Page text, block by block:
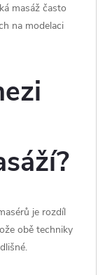
masáž často
na modelaci
je rozdíl
obě techniky